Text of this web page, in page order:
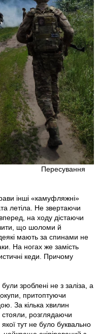
інші «камуфляжні»
летіла. Не звертаючи
на ходу дістаючи
що шоломи й
мають за спинами не
На ногах же замість
кеди. Причому
зроблені не з заліза, а
притоптуючи
За кілька хвилин
стояли, розглядаючи
тут не було буквально